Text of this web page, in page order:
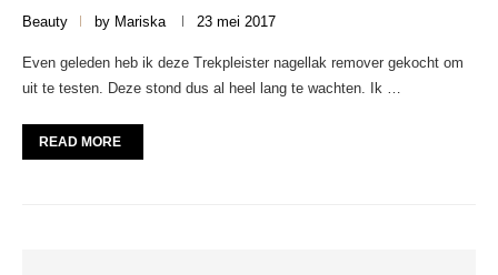
Beauty by Mariska 23 mei 2017
Even geleden heb ik deze Trekpleister nagellak remover gekocht om
uit te testen. Deze stond dus al heel lang te wachten. Ik …
READ MORE